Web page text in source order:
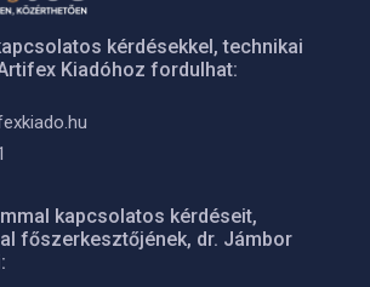
kérdésekkel, technikai
Kiadóhoz fordulhat:
kapcsolatos kérdéseit,
főszerkesztőjének, dr. Jámbor